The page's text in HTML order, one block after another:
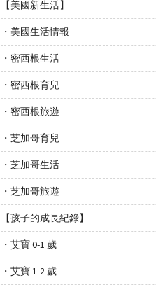
【美國新生活】
・美國生活情報
・密西根生活
・密西根育兒
・密西根旅遊
・芝加哥育兒
・芝加哥生活
・芝加哥旅遊
【孩子的成長紀錄】
・艾寶 0-1 歲
・艾寶 1-2 歲